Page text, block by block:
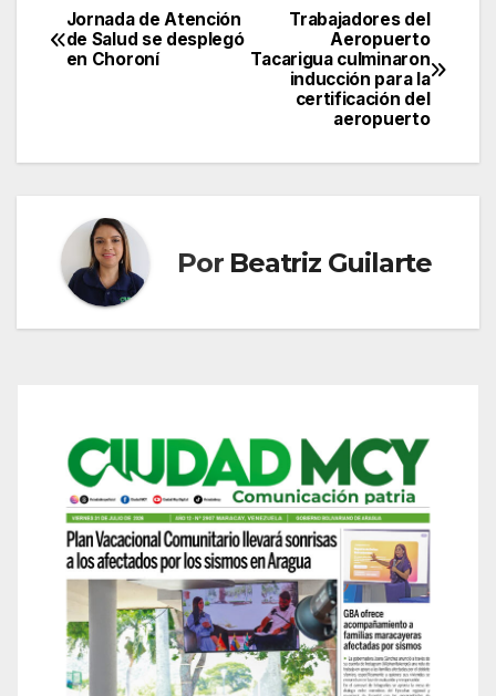
Navegación
de
Trabajadores del
Aeropuerto
Tacarigua culminaron
inducción para la
certificación del
aeropuerto
Jornada de Atención
de Salud se desplegó
en Choroní
Por Beatriz Guilarte